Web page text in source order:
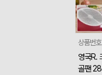
상품번호
영국R.
골팬